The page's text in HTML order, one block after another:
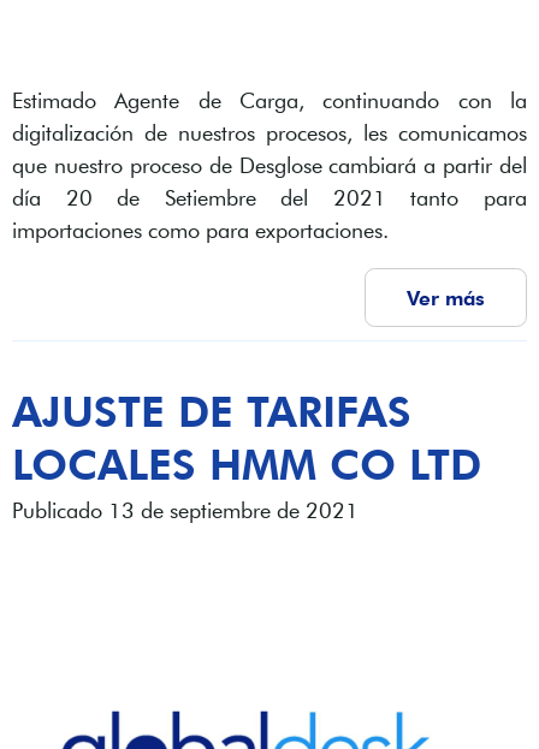
Estimado Agente de Carga, continuando con la
digitalización de nuestros procesos, les comunicamos
que nuestro proceso de Desglose cambiará a partir del
día 20 de Setiembre del 2021 tanto para
importaciones como para exportaciones.
Ver más
AJUSTE DE TARIFAS
LOCALES HMM CO LTD
Publicado 13 de septiembre de 2021